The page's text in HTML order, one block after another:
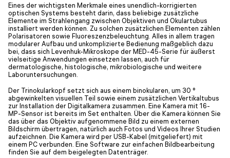
Eines der wichtigsten Merkmale eines unendlich-korrigierten
optischen Systems besteht darin, dass beliebige zusätzliche
Elemente im Strahlengang zwischen Objektiven und Okulartubus
installiert werden können. Zu solchen zusätzlichen Elementen zählen
Polarisatoren sowie Fluoreszenzbeleuchtung. Alles in allem tragen
modularer Aufbau und unkomplizierte Bedienung maßgeblich dazu
bei, dass sich Levenhuk-Mikroskope der MED-45-Serie für äußerst
vielseitige Anwendungen einsetzen lassen, auch für
dermatologische, histologische, mikrobiologische und weitere
Laboruntersuchungen.
Der Trinokularkopf setzt sich aus einem binokularen, um 30 °
abgewinkelten visuellen Teil sowie einem zusätzlichen Vertikaltubus
zur Installation der Digitalkamera zusammen. Eine Kamera mit 16-
MP-Sensor ist bereits im Set enthalten. Über die Kamera können Sie
das über das Objektiv aufgenommene Bild zu einem externen
Bildschirm übertragen, natürlich auch Fotos und Videos Ihrer Studien
aufzeichnen. Die Kamera wird per USB-Kabel (mitgeliefert) mit
einem PC verbunden. Eine Software zur einfachen Bildbearbeitung
finden Sie auf dem beigelegten Datenträger.